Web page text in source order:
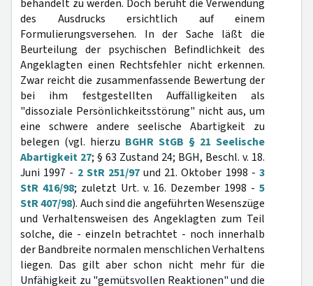
behandelt zu werden. Doch beruht die Verwendung
des Ausdrucks ersichtlich auf einem
Formulierungsversehen. In der Sache läßt die
Beurteilung der psychischen Befindlichkeit des
Angeklagten einen Rechtsfehler nicht erkennen.
Zwar reicht die zusammenfassende Bewertung der
bei ihm festgestellten Auffälligkeiten als
"dissoziale Persönlichkeitsstörung" nicht aus, um
eine schwere andere seelische Abartigkeit zu
belegen (vgl. hierzu BGHR StGB § 21 Seelische
Abartigkeit 27; § 63 Zustand 24; BGH, Beschl. v. 18.
Juni 1997 - 2 StR 251/97und 21. Oktober 1998 -3
StR 416/98; zuletzt Urt. v. 16. Dezember 1998 -5
StR 407/98). Auch sind die angeführten Wesenszüge
und Verhaltensweisen des Angeklagten zum Teil
solche, die - einzeln betrachtet - noch innerhalb
der Bandbreite normalen menschlichen Verhaltens
liegen. Das gilt aber schon nicht mehr für die
Unfähigkeit zu "gemütsvollen Reaktionen" und die